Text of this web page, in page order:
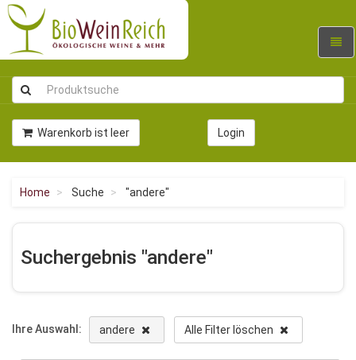
Warenkorb ist leer Login
Home Suche "andere"
Suchergebnis "andere"
Ihre Auswahl: andere Alle Filter löschen